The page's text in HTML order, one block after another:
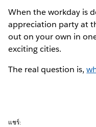
When the workday is
appreciation party at
out on your own in
exciting cities.
The real question is,
แชร์: